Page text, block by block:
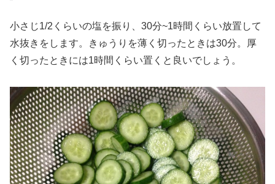
小さじ1/2くらいの塩を振り、30分~1時間くらい放置して
水抜きをします。きゅうりを薄く切ったときは30分。厚
く切ったときには1時間くらい置くと良いでしょう。